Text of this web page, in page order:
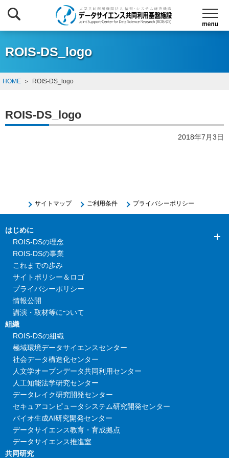
ROIS-DS_logo
HOME ROIS-DS_logo
ROIS-DS_logo
2018年7月3日
サイトマップ ご利用条件 プライバシーポリシー
はじめに
ROIS-DSの理念
ROIS-DSの事業
これまでの歩み
サイトポリシー＆ロゴ
プライバシーポリシー
情報公開
講演・取材等について
組織
ROIS-DSの組織
極域環境データサイエンスセンター
社会データ構造化センター
人文学オープンデータ共同利用センター
人工知能法学研究センター
データレイク研究開発センター
セキュアコンピュータシステム研究開発センター
バイオ生成AI研究開発センター
データサイエンス教育・育成拠点
データサイエンス推進室
共同研究